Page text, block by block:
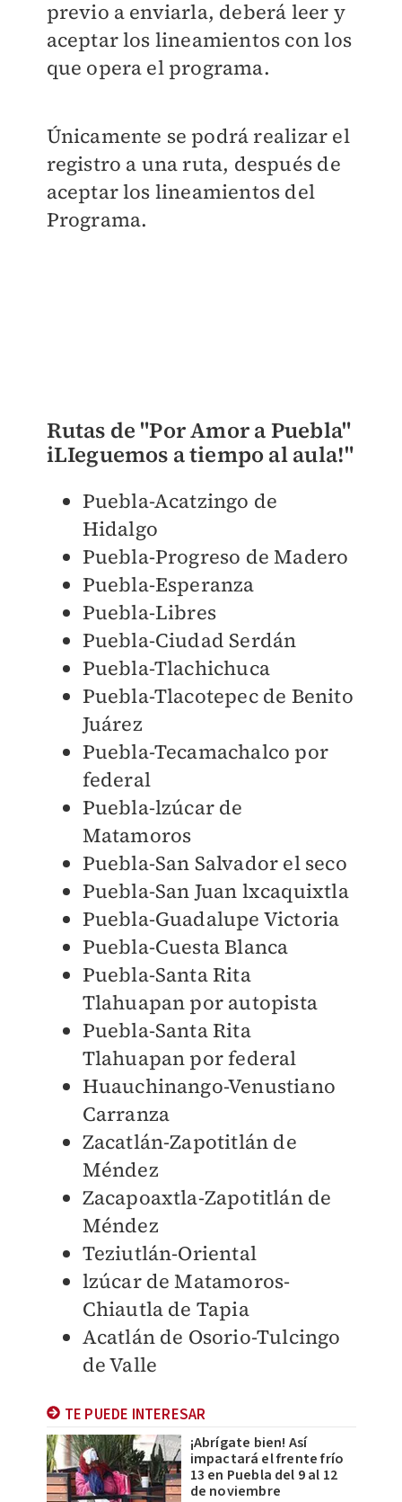
previo a enviarla, deberá leer y
aceptar los lineamientos con los
que opera el programa.
Únicamente se podrá realizar el
registro a una ruta, después de
aceptar los lineamientos del
Programa.
Rutas de "Por Amor a Puebla"
iLIeguemos a tiempo al aula!"
Puebla-Acatzingo de
Hidalgo
Puebla-Progreso de Madero
Puebla-Esperanza
Puebla-Libres
Puebla-Ciudad Serdán
Puebla-Tlachichuca
Puebla-Tlacotepec de Benito
Juárez
Puebla-Tecamachalco por
federal
Puebla-lzúcar de
Matamoros
Puebla-San Salvador el seco
Puebla-San Juan lxcaquixtla
Puebla-Guadalupe Victoria
Puebla-Cuesta Blanca
Puebla-Santa Rita
Tlahuapan por autopista
Puebla-Santa Rita
Tlahuapan por federal
Huauchinango-Venustiano
Carranza
Zacatlán-Zapotitlán de
Méndez
Zacapoaxtla-Zapotitlán de
Méndez
Teziutlán-Oriental
lzúcar de Matamoros-
Chiautla de Tapia
Acatlán de Osorio-Tulcingo
de Valle
TE PUEDE INTERESAR
¡Abrígate bien! Así
impactará el frente frío
13 en Puebla del 9 al 12
de noviembre